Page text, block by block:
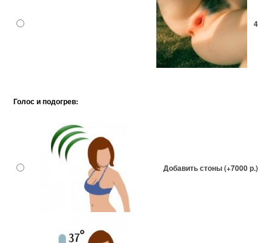
4
Голос и подогрев:
Добавить стоны (+7000 р.)